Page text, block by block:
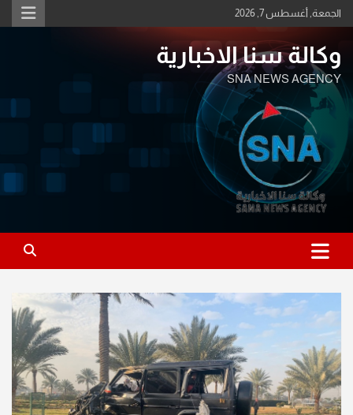
Skip
to
الجمعة, أغسطس 7, 2026
وكالة سنا الاخبارية
SNA NEWS AGENCY